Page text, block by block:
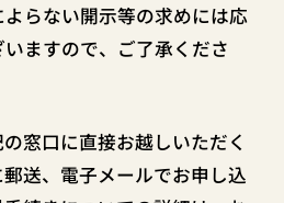
らない開示等の求めには応
ますので、ご了承くださ
窓口に直接お越しいただく
送、電子メールでお申し込